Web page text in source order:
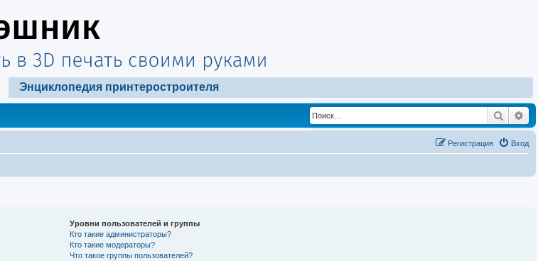
Энциклопедия принтеростроителя
Поиск
Вход
Регистрация
Уровни пользователей и группы
Кто такие администраторы?
Кто такие модераторы?
Что такое группы пользователей?